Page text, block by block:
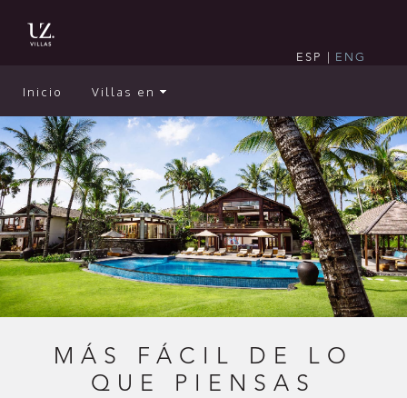
ESP ENG
Inicio Villas en
MÁS FÁCIL DE LO
QUE PIENSAS